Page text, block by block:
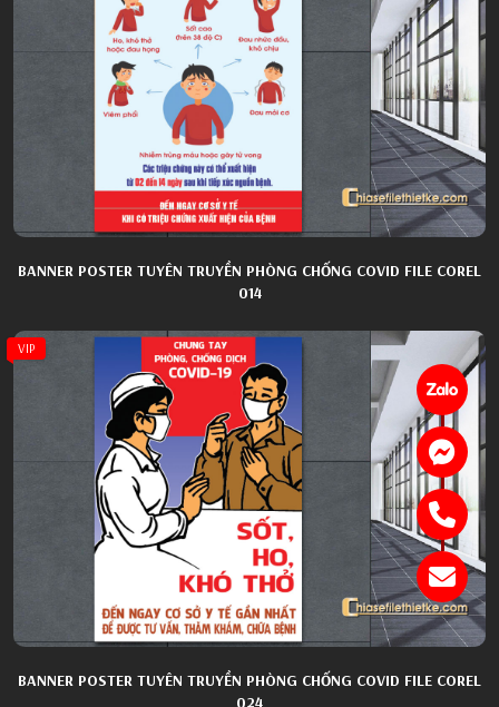
BANNER POSTER TUYÊN TRUYỀN PHÒNG CHỐNG COVID FILE COREL
014
VIP
BANNER POSTER TUYÊN TRUYỀN PHÒNG CHỐNG COVID FILE COREL
024